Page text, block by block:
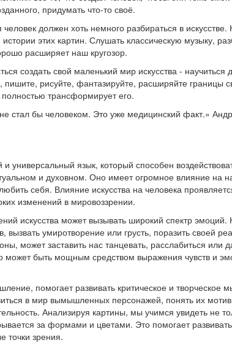
придумать что-то своё.
должен хоть немного разбираться в
этих картин. Слушать классическую музыку,
расширяет наш кругозор.
создать свой маленький мир искусства - научиться
рисуйте, фантазируйте, расширяйте границы
трансформирует его.
стал бы человеком. Это уже медицинский факт.»
универсальный язык, который способен
и духовном. Оно имеет огромное влияние на
себя. Влияние искусства на человека
изменений в мировоззрении.
искусства может вызывать широкий спектр
вызвать умиротворение или грусть, поразить своей
может заставить нас танцевать, расслабиться или
может быть мощным средством выражения чувств и
помогает развивать критическое и творческое
в мир вымышленных персонажей, понять их
Анализируя картины, мы учимся увидеть не
за формами и цветами. Это помогает
точки зрения.